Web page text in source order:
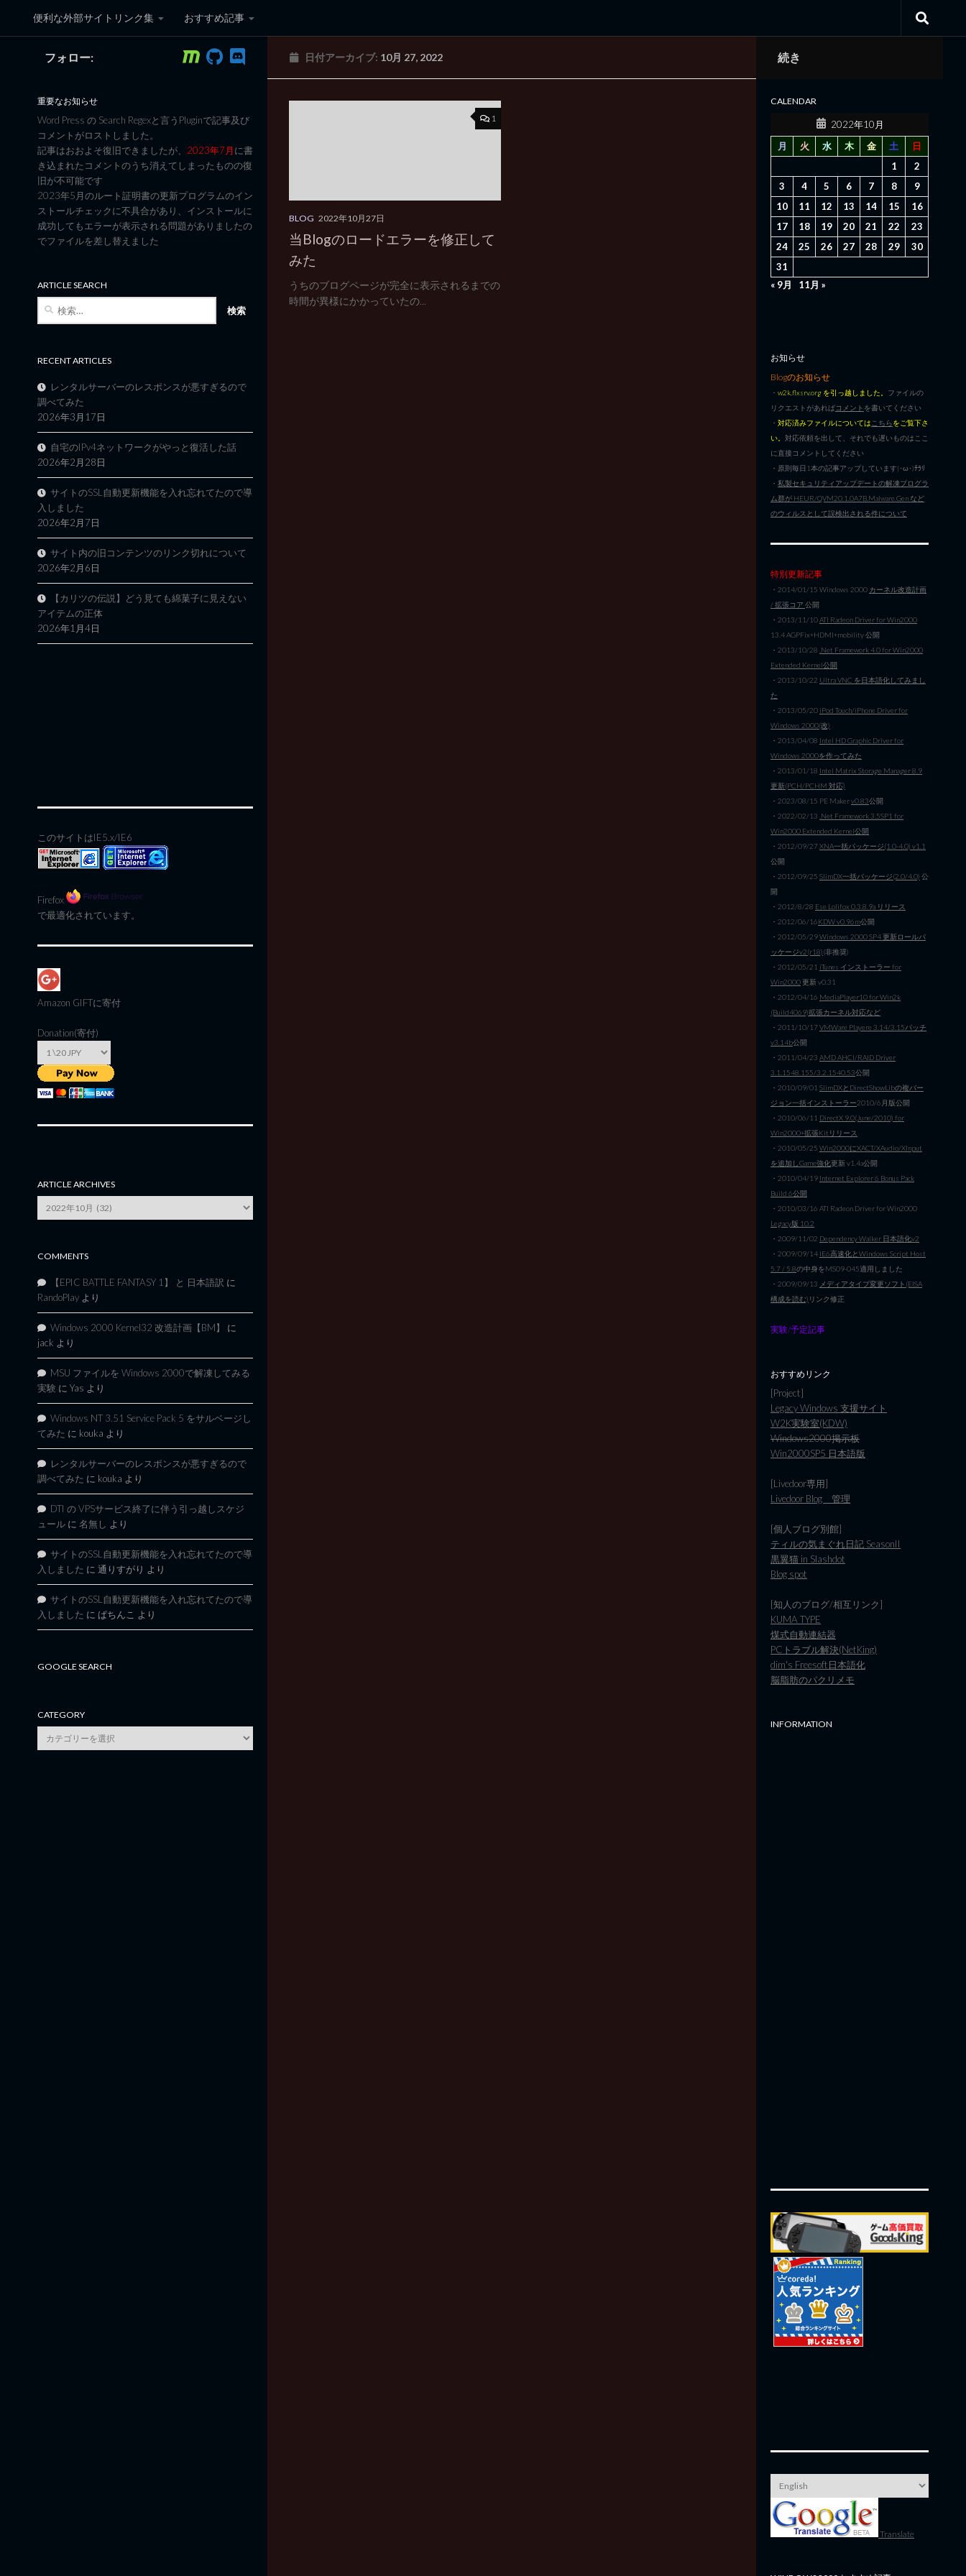
コンテンツへスキップ
便利な外部サイトリンク集 おすすめ記事
黒翼猫のコンピュータ日記 3rd Edition
日付アーカイブ: 10月 27, 2022
1
BLOG 2022年10月27日
当Blogのロードエラーを修正して
みた
うちのブログページが完全に表示されるまでの
時間が異様にかかっていたの...
フォロー:
重要なお知らせ
Word Press の Search Regexと言うPluginで記事及び
コメントがロストしました。
記事はおおよそ復旧できましたが、 2023年7月に書
き込まれたコメントのうち消えてしまったものの復
旧が不可能です
2023年5月のルート証明書の更新プログラムのイン
ストールチェックに不具合があり、インストールに
成功してもエラーが表示される問題がありましたの
でファイルを差し替えました
ARTICLE SEARCH
RECENT ARTICLES
レンタルサーバーのレスポンスが悪すぎるので
調べてみた
2026年3月17日
自宅のIPv4ネットワークがやっと復活した話
2026年2月28日
サイトのSSL自動更新機能を入れ忘れてたので導
入しました
2026年2月7日
サイト内の旧コンテンツのリンク切れについて
2026年2月6日
【カリツの伝説】どう見ても綿菓子に見えない
アイテムの正体
2026年1月4日
このサイトはIE5.x/IE6
Firefox
で最適化されています。
Amazon GIFTに寄付
Donation(寄付)
ARTICLE ARCHIVES
Archives
COMMENTS
【EPIC BATTLE FANTASY 1】 と 日本語訳 に
RandoPlay より
Windows 2000 Kernel32 改造計画【BM】
に
jack より
MSU ファイルを Windows 2000で解凍してみる
実験 に Yas より
Windows NT 3.51 Service Pack 5 をサルベージし
てみた に kouka より
レンタルサーバーのレスポンスが悪すぎるので
調べてみた に kouka より
DTI の VPSサービス終了に伴う引っ越しスケジ
ュール に 名無し より
サイトのSSL自動更新機能を入れ忘れてたので導
入しました に 通りすがり より
サイトのSSL自動更新機能を入れ忘れてたので導
入しました に ぱちんこ より
GOOGLE SEARCH
CATEGORY
category
続き
CALENDAR
2022年10月
月
火 水 木 金 土
日
1
2
3
4 5 6 7 8
9
10
11 12 13 14 15
16
17
18 19 20 21 22
23
24
25 26 27 28 29
30
31
« 9月
11月 »
お知らせ
Blogのお知らせ
・ w2k.flxsrv.org を引っ越しました。 ファイルの
リクエストがあればコメント を書いてください
・ 対応済みファイルについては こちらをご覧下さ
い。 対応依頼を出して、それでも遅いものはここ
に直接コメントしてください
・原則毎日1本の記事アップしています|･ω･)ﾁﾗﾘ
・ 私製セキュリティアップデートの解凍プログラ
ム群が HEUR/QVM20.1.0A7B.Malware.Gen など
のウィルスとして誤検出される件について
特別更新記事
・2014/01/15 Windows 2000 カーネル改造計画
/ 拡張コア 公開
・2013/11/10ATI Radeon Driver for Win2000
13.4 AGPFix+HDMI+mobility 公開
・2013/10/28 .Net Framework 4.0 for Win2000
Extended Kernel公開
・2013/10/22 Ultra VNC を日本語化してみまし
た
・2013/05/20 iPod Touch/iPhone Driver for
Windows 2000(改)
・2013/04/08 Intel HD Graphic Driver for
Windows 2000を作ってみた
・2013/01/18 Intel Matrix Storage Manager 8.9
更新(PCH/PCHM 対応)
・2023/08/15 PE Makerv0.83公開
・2022/02/13 .Net Framework 3.5SP1 for
Win2000 Extended Kernel公開
・2012/09/27XNA一括パッケージ(1.0-4.0) v1.1
公開
・2012/09/25 SlimDX一括パッケージ(2.0/4.0) 公
開
・2012/8/28 Ese Lolifox 0.3.8.9a リリース
・2012/06/16KDW v0.96m公開
・2012/05/29Windows 2000 SP4 更新ロールパ
ッケージv2(r18)(非推奨)
・2012/05/21 iTunes インストーラー for
Win2000更新 v0.31
・2012/04/16 MediaPlayer10 for Win2k
(Build4069)拡張カーネル対応など
・2011/10/17VMWare Playere 3.14/3.15パッチ
v3.14b公開
・2011/04/23 AMD AHCI/RAID Driver
3.1.1548.155/3.2.1540.53公開
・2010/09/01 SlimDXとDirectShowLibの複バー
ジョン一括インストーラー2010/6月版公開
・2010/06/11 DirectX 9.0(June/2010) for
Win2000+拡張Kitリリース
・2010/05/25 Win2000にXACT/XAudio/XInput
を追加しGame強化更新 v1.4a公開
・2010/04/19 Internet Explorer 6 Bonus Pack
Build 6公開
・2010/03/16 ATI Radeon Driver for Win2000
Legacy版 10.2
・2009/11/02 Dependency Walker 日本語化v2
・2009/09/14 IE6高速化とWindows Script Host
5.7 / 5.8の中身をMS09-045適用しました
・2009/09/13 メディアタイプ変更ソフト(EISA
構成を読む) リンク修正
実験/予定記事
おすすめリンク
[Project]
Legacy Windows 支援サイト
W2K実験室(KDW)
Windows2000掲示板
Win2000SP5 日本語版
[Livedoor専用]
Livedoor Blog 管理
[個人ブログ別館]
ティルの気まぐれ日記 SeasonII
黒翼猫 in Slashdot
Blog spot
[知人のブログ/相互リンク]
KUMA TYPE
煤式自動連結器
PCトラブル解決(NetKing)
dim's Freesoft日本語化
脳脂肪のパクリメモ
INFORMATION
Translate